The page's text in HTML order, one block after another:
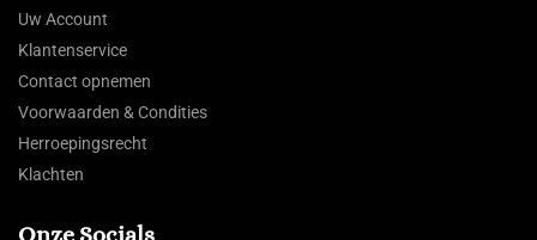
Uw Account
Klantenservice
Contact opnemen
Voorwaarden & Condities
Herroepingsrecht
Klachten